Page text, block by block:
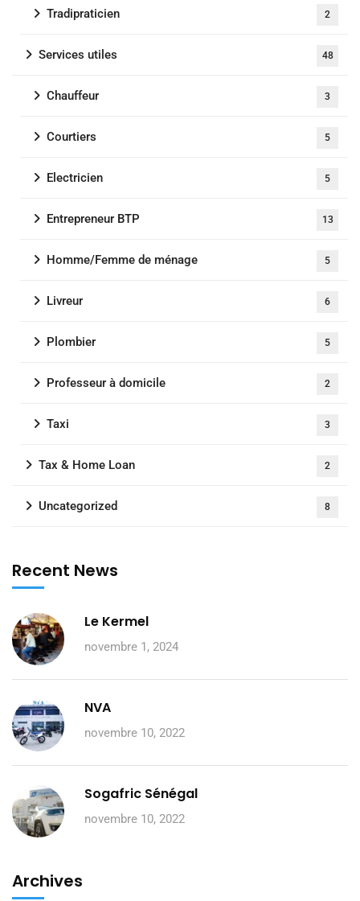
Tradipraticien 2
Services utiles 48
Chauffeur 3
Courtiers 5
Electricien 5
Entrepreneur BTP 13
Homme/Femme de ménage 5
Livreur 6
Plombier 5
Professeur à domicile 2
Taxi 3
Tax & Home Loan 2
Uncategorized 8
Recent News
Le Kermel
novembre 1, 2024
NVA
novembre 10, 2022
Sogafric Sénégal
novembre 10, 2022
Archives